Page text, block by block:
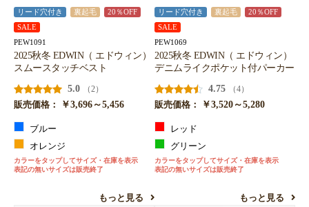
リード穴付き 裏起毛
20％OFF
SALE
PEW1091
2025秋冬 EDWIN（ エドウィン）
スムースタッチベスト
5.0
（2）
販売価格：
￥3,696～5,456
ブルー
オレンジ
カラーをタップしてサイズ・在庫を表示
表記の無いサイズは販売終了
もっと見る
リード穴付き 裏起毛
20％OFF
SALE
PEW1069
2025秋冬 EDWIN（ エドウィン）
デニムライクポケット付パーカー
4.75
（4）
販売価格：
￥3,520～5,280
レッド
グリーン
カラーをタップしてサイズ・在庫を表示
表記の無いサイズは販売終了
もっと見る